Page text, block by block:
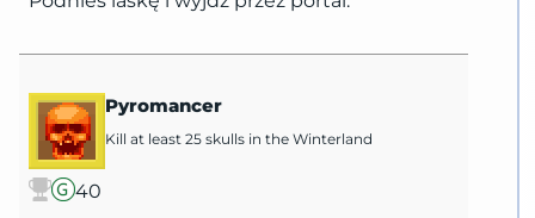
40
Pyromancer
Kill at least 25 skulls in the Winterland